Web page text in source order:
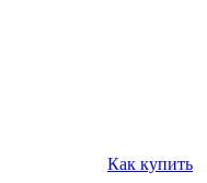
Как купить